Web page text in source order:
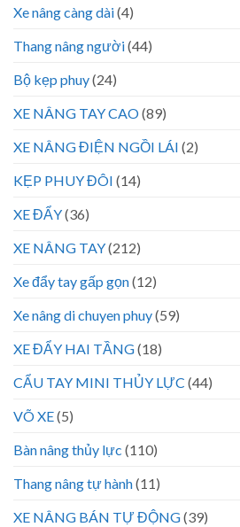
Xe nâng càng dài(4)
Thang nâng người(44)
Bộ kẹp phuy(24)
XE NÂNG TAY CAO(89)
XE NÂNG ĐIỆN NGỒI LÁI (2)
KẸP PHUY ĐÔI (14)
XE ĐẨY(36)
XE NÂNG TAY(212)
Xe đẩy tay gấp gọn(12)
Xe nâng di chuyen phuy(59)
XE ĐẨY HAI TẦNG(18)
CẨU TAY MINI THỦY LỰC (44)
VÕ XE(5)
Bàn nâng thủy lực (110)
Thang nâng tự hành(11)
XE NÂNG BÁN TỰ ĐỘNG(39)